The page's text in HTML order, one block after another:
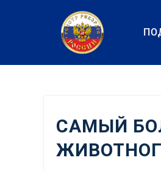
содержанию
САМЫЙ